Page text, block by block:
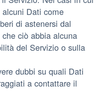
Dati come
di astenersi dal
ciò abbia alcuna
del Servizio o sulla
dubbi su quali Dati
a contattare il